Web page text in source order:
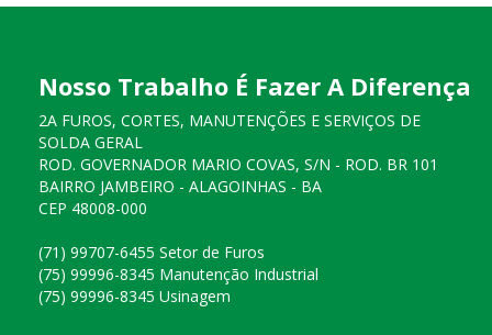
Nosso Trabalho É Fazer A Diferença
2A FUROS, CORTES, MANUTENÇÕES E SERVIÇOS DE
SOLDA GERAL
ROD. GOVERNADOR MARIO COVAS, S/N - ROD. BR 101
BAIRRO JAMBEIRO - ALAGOINHAS - BA
CEP 48008-000
(71) 99707-6455 Setor de Furos
(75) 99996-8345 Manutenção Industrial
(75) 99996-8345 Usinagem